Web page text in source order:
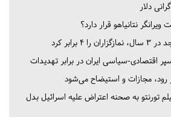
دلار
نتانیاهو قرار دارد؟
کرد
اقتصادی-سیاسی ایران در برابر تهدیدات
رود، مجازات و استیضاح می‌شود
تورنتو به صحنه اعتراض علیه اسرائیل بدل